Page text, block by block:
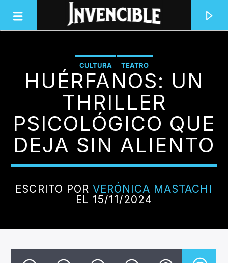
INVENCIBLE RADIO
JUNTOS SOMOS INVENCIBLES
CANCIÓN ACTUAL
TÍTULO
ARTISTA
CULTURA TEATRO
HUÉRFANOS: UN
THRILLER
PSICOLÓGICO QUE
DEJA SIN ALIENTO
ESCRITO POR VERÓNICA MASTACHI
EL 15/11/2024